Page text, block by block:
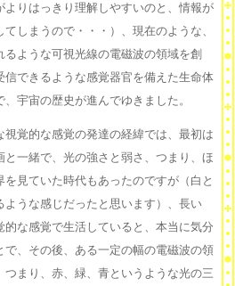
よりはっきり理解しやすいのと、情報が
しまうので・・・）、現在のような、
ような可視光線の電磁波の領域を創
信できるような感覚器官を備えた生命体
宇宙の歴史が進んでゆきました。
覚的な感覚の発達の経緯では、最初は
一緒で、光の強さと弱さ、つまり、ほ
見ていた時代もあったのですが（白と
うな感じだったと思います）、長い
な感覚で生活していると、本当に気分
で、その後、ある一定の幅の電磁波の領
まり、赤、緑、青というような光の三